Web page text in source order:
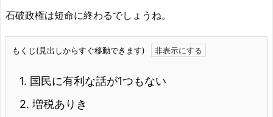
石破政権は短命に終わるでしょうね。
もくじ(見出しからすぐ移動できます)
1. 国民に有利な話が1つもない
2. 増税ありき